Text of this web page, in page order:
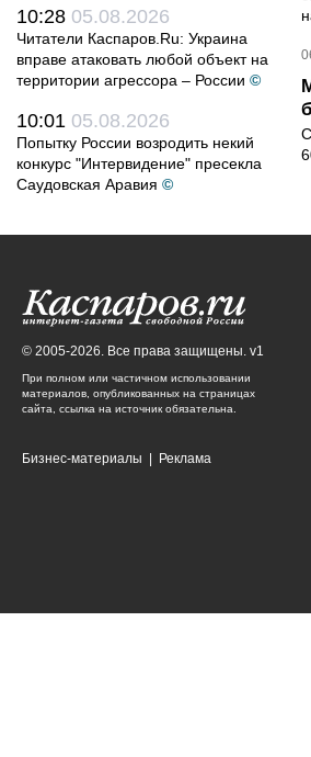
10:28 05.08.2026
Читатели Каспаров.Ru: Украина
вправе атаковать любой объект на
территории агрессора – России ©
10:01 05.08.2026
Попытку России возродить некий
конкурс "Интервидение" пресекла
Саудовская Аравия ©
© 2005-2026. Все права защищены. v1
При полном или частичном использовании
материалов, опубликованных на страницах
сайта, ссылка на источник обязательна.
Бизнес-материалы Реклама